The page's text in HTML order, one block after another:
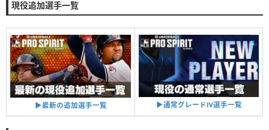
現役追加選手一覧
▶︎最新の追加選手一覧 ▶︎通常グレードⅣ選手一覧